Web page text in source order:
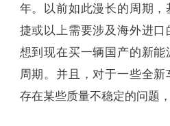
年。以前如此漫长的周期
捷或以上需要涉及海外进
想到现在买一辆国产的新
周期。并且，对于一些全
存在某些质量不稳定的问题